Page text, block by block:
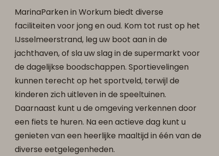
MarinaParken in Workum biedt diverse
faciliteiten voor jong en oud. Kom tot rust op het
IJsselmeerstrand, leg uw boot aan in de
jachthaven, of sla uw slag in de supermarkt voor
de dagelijkse boodschappen. Sportievelingen
kunnen terecht op het sportveld, terwijl de
kinderen zich uitleven in de speeltuinen.
Daarnaast kunt u de omgeving verkennen door
een fiets te huren. Na een actieve dag kunt u
genieten van een heerlijke maaltijd in één van de
diverse eetgelegenheden.